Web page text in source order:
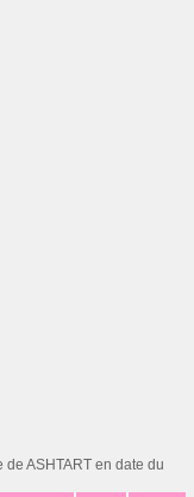
ASHTART en date du